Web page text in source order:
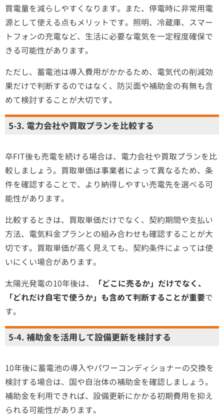
買電量を減らしやすくなります。また、停電時に非常用電
源として使える点もメリットです。照明、冷蔵庫、スマー
トフォンの充電など、生活に必要な電気を一定程度確保で
きる可能性があります。
ただし、蓄電池は導入費用がかかるため、電気代の削減効
果だけで判断するのではなく、防災面や補助金の有無も含
めて検討することが大切です。
5-3. 電力会社や買取プランを比較する
卒FIT後も売電を続ける場合は、電力会社や買取プランを比
較しましょう。買取単価は事業者によって異なるため、条
件を確認することで、より納得しやすい売電先を選べる可
能性があります。
比較するときは、買取単価だけでなく、契約期間や支払い
方法、電気料金プランとの組み合わせも確認することが大
切です。買取単価が高く見えても、契約条件によっては使
いにくい場合があります。
太陽光発電の10年後は、
「どこに売るか」だけでなく、
「どれだけ自宅で使うか」も含めて判断することが重要で
す。
5-4. 補助金を活用して設備更新を検討する
10年後に蓄電池の導入やパワーコンディショナーの交換を
検討する場合は、国や自治体の補助金を確認しましょう。
補助金を利用できれば、設備更新にかかる初期費用を抑え
られる可能性があります。